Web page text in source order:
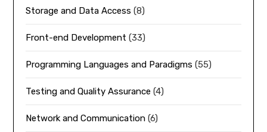
Storage and Data Access (8)
Front-end Development (33)
Programming Languages and Paradigms (55)
Testing and Quality Assurance (4)
Network and Communication (6)